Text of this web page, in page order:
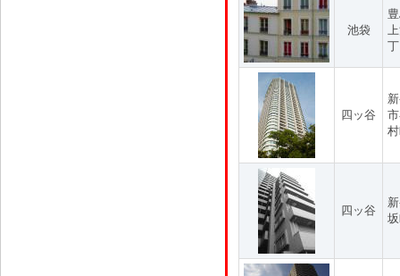
池袋
四ッ谷
四ッ谷